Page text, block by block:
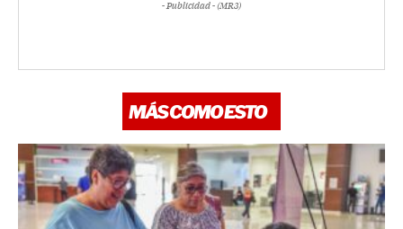
- Publicidad - (MR3)
MÁS COMO ESTO